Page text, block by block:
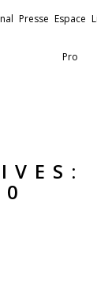
Presse Espace
Pro